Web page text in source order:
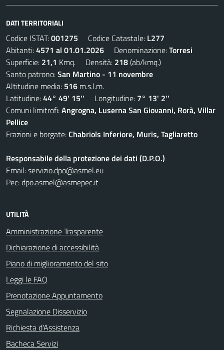
DATI TERRITORIALI
Codice ISTAT:001275 Codice Catastale: L277
Abitanti:4571 al 01.01.2026 Denominazione:Torresi
Superficie: 21,1 Kmq. Densità: 218(ab/kmq.)
Santo patrono:San Martino - 11 novembre
Altitudine media: 516 m.s.l.m.
Latitudine:44° 49' 15'' Longitudine: 7° 13' 2''
Comuni limitrofi:Angrogna, Luserna San Giovanni, Rorà, Villar
Pellice
Frazioni e borgate:Chabriols Inferiore, Muris, Tagliaretto
Responsabile della protezione dei dati (D.P.O.)
Email:servizio.dpo@asmel.eu
Pec:dpo.asmel@asmepec.it
UTILITÀ
Amministrazione Trasparente
Dichiarazione di accessibilità
Piano di miglioramento del sito
Leggi le FAQ
Prenotazione Appuntamento
Segnalazione Disservizio
Richiesta d'Assistenza
Bacheca Servizi